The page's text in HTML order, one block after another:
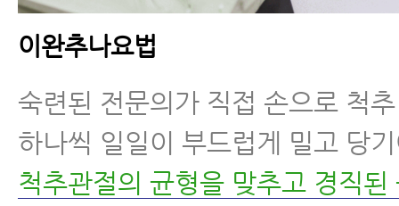
이완추나요법
숙련된 전문의가 직접 손으로 척
하나씩 일일이 부드럽게 밀고 당
척추관절의 균형을 맞추고 경직된